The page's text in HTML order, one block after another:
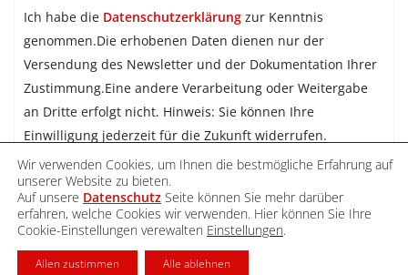
Ich habe die Datenschutzerklärung zur Kenntnis
genommen.Die erhobenen Daten dienen nur der
Versendung des Newsletter und der Dokumentation Ihrer
Zustimmung.Eine andere Verarbeitung oder Weitergabe
an Dritte erfolgt nicht. Hinweis: Sie können Ihre
Einwilligung jederzeit für die Zukunft widerrufen.
Newsletter abonnieren
DATENSCHUTZ IMPRESSUM
Wir verwenden Cookies, um Ihnen die bestmögliche Erfahrung auf
unserer Website zu bieten.
Auf unsere Datenschutz Seite können Sie mehr darüber
erfahren, welche Cookies wir verwenden. Hier können Sie Ihre
Cookie-Einstellungen verewalten Einstellungen.
Allen zustimmen Alle ablehnen